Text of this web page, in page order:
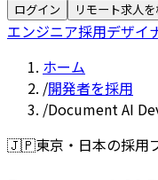
ログイン リモート求人
エンジニア採用デザイ
ホーム
/開発者を採用
/Document AI
🇯🇵東京・日本の採用